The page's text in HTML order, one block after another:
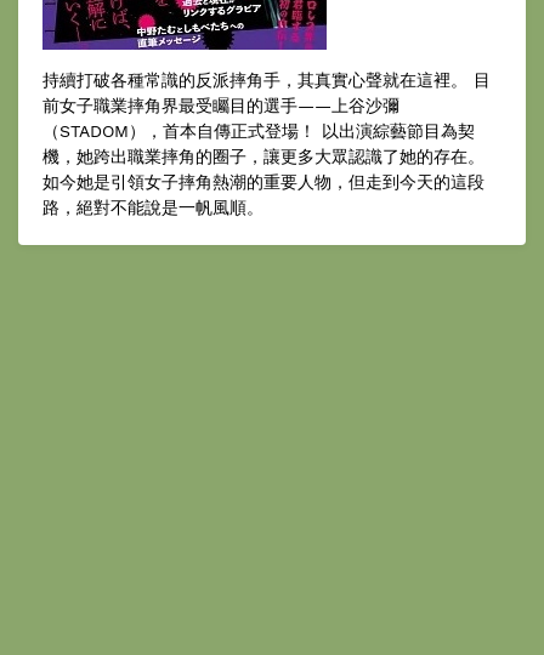
持續打破各種常識的反派摔角手，其真實心聲就在這裡。 目
前女子職業摔角界最受矚目的選手——上谷沙彌
（STADOM），首本自傳正式登場！ 以出演綜藝節目為契
機，她跨出職業摔角的圈子，讓更多大眾認識了她的存在。
如今她是引領女子摔角熱潮的重要人物，但走到今天的這段
路，絕對不能說是一帆風順。